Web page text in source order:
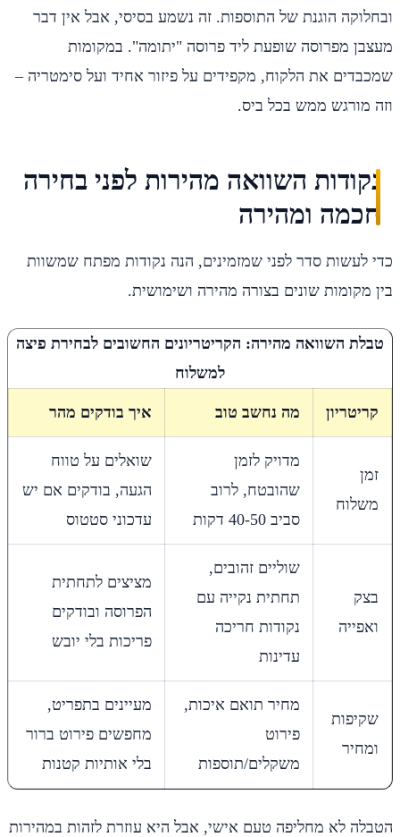
ובחלוקה הוגנת של התוספות. זה נשמע בסיסי, אבל אין דבר
מעצבן מפרוסה שופעת ליד פרוסה "יתומה". במקומות
שמכבדים את הלקוח, מקפידים על פיזור אחיד ועל סימטריה –
וזה מורגש ממש בכל ביס.
נקודות השוואה מהירות לפני בחירה
חכמה ומהירה
כדי לעשות סדר לפני שמזמינים, הנה נקודות מפתח שמשוות
בין מקומות שונים בצורה מהירה ושימושית.
טבלת השוואה מהירה: הקריטריונים החשובים לבחירת פיצה
למשלוח
קריטריון מה נחשב טוב איך בודקים מהר
זמן
משלוח
מדויק לזמן
שהובטח, לרוב
סביב 40-50 דקות
שואלים על טווח
הגעה, בודקים אם יש
עדכוני סטטוס
בצק
ואפייה
שוליים זהובים,
תחתית נקייה עם
נקודות חריכה
עדינות
מציצים לתחתית
הפרוסה ובודקים
פריכות בלי יובש
שקיפות
ומחיר
מחיר תואם איכות,
פירוט
משקלים/תוספות
מעיינים בתפריט,
מחפשים פירוט ברור
בלי אותיות קטנות
הטבלה לא מחליפה טעם אישי, אבל היא עוזרת לזהות במהירות